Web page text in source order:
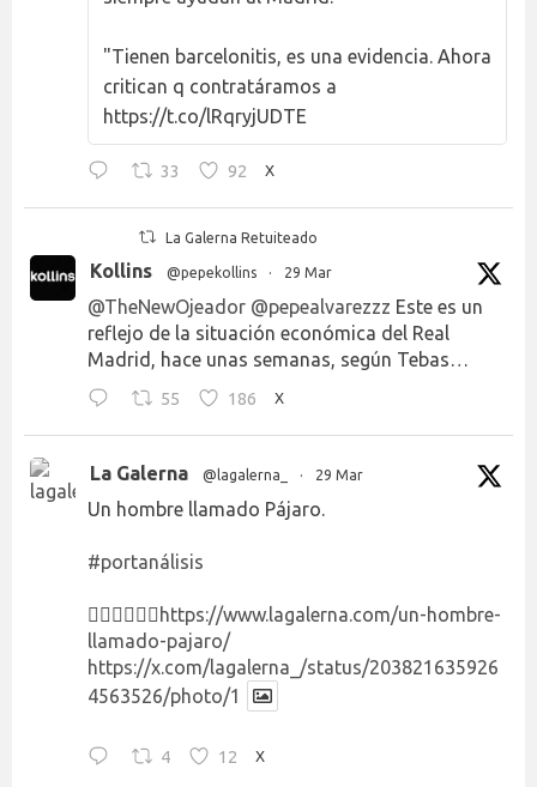
"Tienen barcelonitis, es una evidencia. Ahora
critican q contratáramos a
https://t.co/lRqryjUDTE
33 92 X
La Galerna Retuiteado
Kollins @pepekollins · 29 Mar
@TheNewOjeador @pepealvarezzz Este es un
reflejo de la situación económica del Real
Madrid, hace unas semanas, según Tebas…
55 186 X
La Galerna @lagalerna_ · 29 Mar
Un hombre llamado Pájaro.
#portanálisis
👉🏻👉🏻👉🏻 https://www.lagalerna.com/un-hombre-
llamado-pajaro/
https://x.com/lagalerna_/status/203821635926
4563526/photo/1
4 12 X